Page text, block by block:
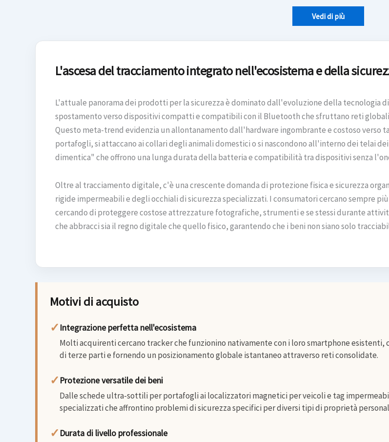
Vedi di più
L'ascesa del tracciamento integrato nell'ecosistema e della
L'attuale panorama dei prodotti per la sicurezza è dominato dall'evoluzione della tecnologia
spostamento verso dispositivi compatti e compatibili con il Bluetooth che sfruttano reti globali
Questo meta-trend evidenzia un allontanamento dall'hardware ingombrante e costoso verso
portafogli, si attaccano ai collari degli animali domestici o si nascondono all'interno dei telai
dimentica" che offrono una lunga durata della batteria e compatibilità tra dispositivi senza
Oltre al tracciamento digitale, c'è una crescente domanda di protezione fisica e sicurezza
rigide impermeabili e degli occhiali di sicurezza specializzati. I consumatori cercano sempre
cercando di proteggere costose attrezzature fotografiche, strumenti e se stessi durante
che abbracci sia il regno digitale che quello fisico, garantendo che i beni non siano solo
Motivi di acquisto
✓ Integrazione perfetta nell'ecosistema
Molti acquirenti cercano tracker che funzionino nativamente con i loro smartphone esistenti,
di terze parti e fornendo un posizionamento globale istantaneo attraverso reti consolidate.
✓ Protezione versatile dei beni
Dalle schede ultra-sottili per portafogli ai localizzatori magnetici per veicoli e tag
specializzati che affrontino problemi di sicurezza specifici per diversi tipi di proprietà
✓ Durata di livello professionale